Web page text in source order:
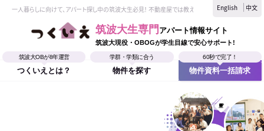
一人暮らしに向けて、アパート探し中の筑波大生必見！ 不動産屋では教えてくれない、筑波大生なら
English 中文
筑波大生専門 アパート情報サイト
筑波大現役・OBOGが学生目線で安心サポート!
筑波大OBが8年運営
つくいえとは？
学群・学類に合う
物件を探す
60秒で完了！
物件資料一括請求